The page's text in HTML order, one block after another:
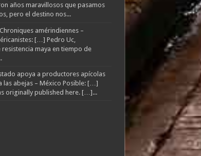
años maravillosos que pasamos
pero el destino nos...
amérindiennes –
[…] Pedro Uc,
resistencia maya en tiempo de
apoya a productores apícolas
las abejas – México Posible: […]
originally published here. […]...